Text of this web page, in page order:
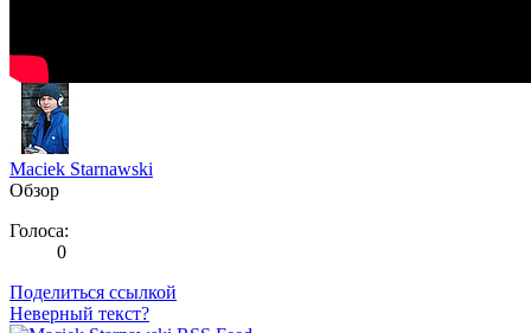
Maciek Starnawski
Обзор
Голоса:
0
Поделиться ссылкой
Неверный текст?